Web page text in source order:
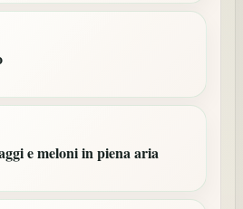
e meloni in piena aria